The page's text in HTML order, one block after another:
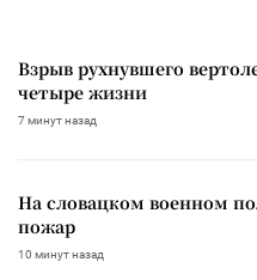
Взрыв рухнувшего
четыре жизни
7 минут назад
На словацком военном
пожар
10 минут назад